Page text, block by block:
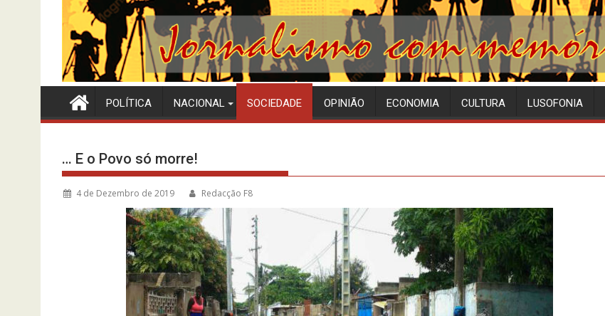
POLÍTICA NACIONAL SOCIEDADE OPINIÃO ECONOMIA CULTURA LUSOFONIA
… E o Povo só morre!
4 de Dezembro de 2019 Redacção F8